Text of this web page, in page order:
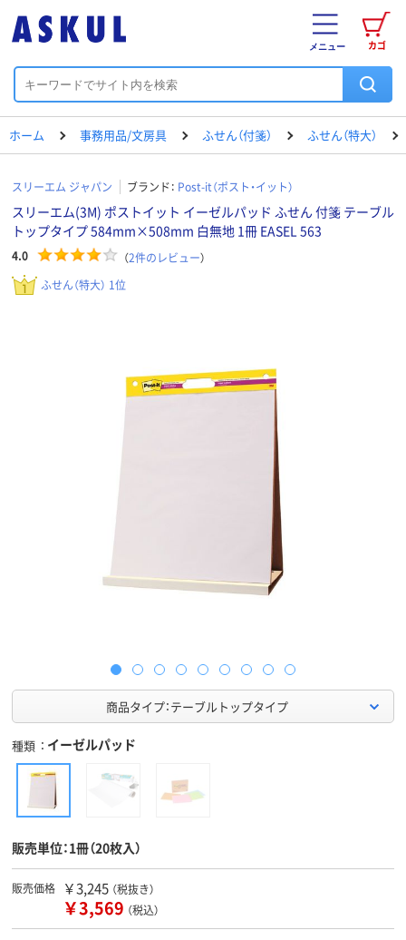
カゴ
メニュー
ホーム 事務用品/文房具 ふせん（付箋） ふせん（特大）
スリーエム ジャパン ブランド： Post-it（ポスト・イット）
スリーエム(3M) ポストイット イーゼルパッド ふせん 付箋 テーブル
トップタイプ 584mm×508mm 白無地 1冊 EASEL 563
4.0 （2件のレビュー）
ふせん（特大） 1位
商品タイプ：テーブルトップタイプ
種類 イーゼルパッド
販売単位：1冊（20枚入）
販売価格 ￥3,245 （税抜き）
￥3,569 （税込）